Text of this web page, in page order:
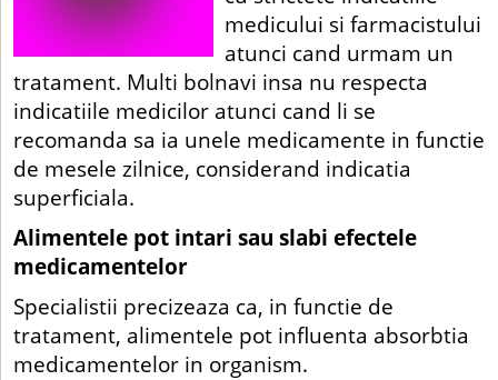
medicului si farmacistului
atunci cand urmam un
tratament. Multi bolnavi insa nu respecta
indicatiile medicilor atunci cand li se
recomanda sa ia unele medicamente in functie
de mesele zilnice, considerand indicatia
superficiala.
Alimentele pot intari sau slabi efectele
medicamentelor
Specialistii precizeaza ca, in functie de
tratament, alimentele pot influenta absorbtia
medicamentelor in organism.